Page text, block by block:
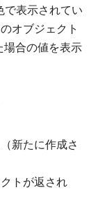
表示されてい
オブジェクト
合の値を表示
新たに作成さ
トが返され